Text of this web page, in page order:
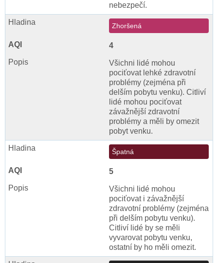
nebezpečí.
Zhoršená
4
Všichni lidé mohou
pociťovat lehké zdravotní
problémy (zejména při
delším pobytu venku). Citliví
lidé mohou pociťovat
závažnější zdravotní
problémy a měli by omezit
pobyt venku.
Špatná
5
Všichni lidé mohou
pociťovat i závažnější
zdravotní problémy (zejména
při delším pobytu venku).
Citliví lidé by se měli
vyvarovat pobytu venku,
ostatní by ho měli omezit.